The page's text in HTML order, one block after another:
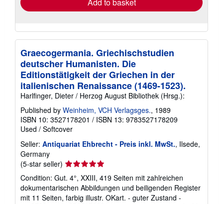
Add to basket
Graecogermania. Griechischstudien
deutscher Humanisten. Die
Editionstätigkeit der Griechen in der
italienischen Renaissance (1469-1523).
Harlfinger, Dieter / Herzog August Bibliothek (Hrsg.):
Published by Weinheim, VCH Verlagsges., 1989
ISBN 10: 3527178201 / ISBN 13: 9783527178209
Used / Softcover
Seller: Antiquariat Ehbrecht - Preis inkl. MwSt., Ilsede,
Germany
(5-star seller) Seller
rating
5
out
Condition: Gut. 4°, XXIII, 419 Seiten mit zahlreichen
dokumentarischen Abbildungen und beiligenden Register
mit 11 Seiten, farbig illustr. OKart. - guter Zustand -